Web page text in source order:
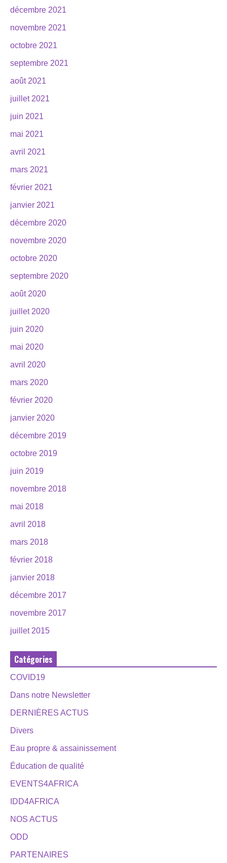
décembre 2021
novembre 2021
octobre 2021
septembre 2021
août 2021
juillet 2021
juin 2021
mai 2021
avril 2021
mars 2021
février 2021
janvier 2021
décembre 2020
novembre 2020
octobre 2020
septembre 2020
août 2020
juillet 2020
juin 2020
mai 2020
avril 2020
mars 2020
février 2020
janvier 2020
décembre 2019
octobre 2019
juin 2019
novembre 2018
mai 2018
avril 2018
mars 2018
février 2018
janvier 2018
décembre 2017
novembre 2017
juillet 2015
Catégories
COVID19
Dans notre Newsletter
DERNIÈRES ACTUS
Divers
Eau propre & assainissement
Éducation de qualité
EVENTS4AFRICA
IDD4AFRICA
NOS ACTUS
ODD
PARTENAIRES